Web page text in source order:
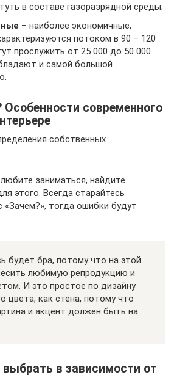
в составе газоразрядной среды;
– наиболее экономичные,
потоком в 90 – 120
прослужить от 25 000 до 50 000
и самой большой
Особенности современного
собственных
заниматься, найдите
этого. Всегда старайтесь
«Зачем?», тогда ошибки будут
будет бра, потому что на этой
любимую репродукцию и
И это простое по дизайну
цвета, как стена, потому что
и акцент должен быть на
выбрать в зависимости от